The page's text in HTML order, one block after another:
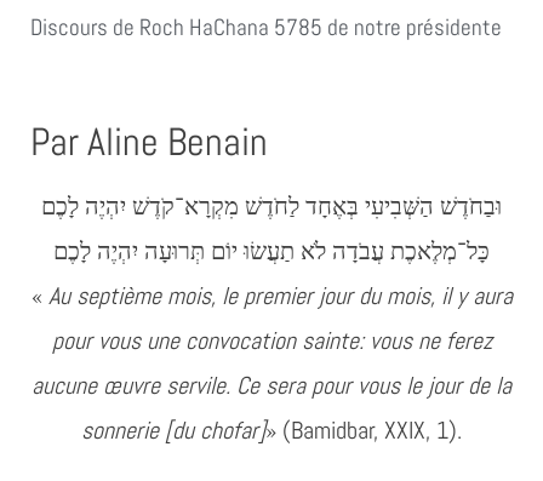
Discours de Roch HaChana 5785 de notre présidente
Par Aline Benain
וּבַחֹדֶשׁ הַשְּׁבִיעִי בְּאֶחָד לַחֹדֶשׁ מִקְרָא־קֹדֶשׁ יִהְיֶה לָכֶם
כָּל־מְלֶאכֶת עֲבֹדָה לֹא תַעֲשׂוּ יוֹם תְּרוּעָה יִהְיֶה לָכֶם
« Au septième mois, le premier jour du mois, il y aura
pour vous une convocation sainte: vous ne ferez
aucune œuvre servile. Ce sera pour vous le jour de la
sonnerie [du chofar]» (Bamidbar, XXIX, 1).